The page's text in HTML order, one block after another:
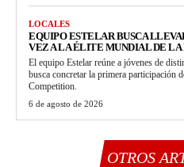
LOCALES
EQUIPO ESTELAR BUSCA
VEZ A LA ÉLITE MUNDIAL DE LA
El equipo Estelar reúne a jóvenes de
busca concretar la primera participación
Competition.
6 de agosto de 2026
OTROS